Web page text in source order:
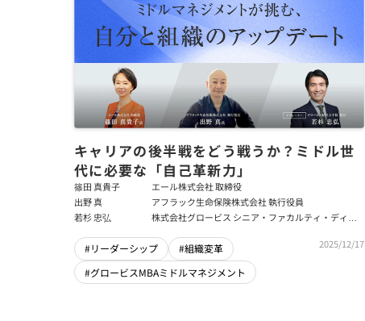
キャリアの後半戦をどう戦うか？ミドル世
代に必要な「自己革新力」
篠田 真貴子
エール株式会社 取締役
出野 真
アフラック生命保険株式会社 執行役員
若杉 忠弘
株式会社グロービス シニア・ファカルティ・ディレ
#リーダーシップ
#組織変革
#グロービスMBAミドルマネジメント
2025/12/17